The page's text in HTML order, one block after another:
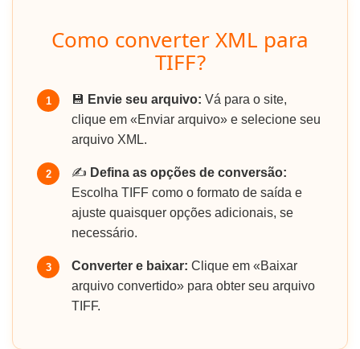
Como converter XML para
TIFF?
1 💾 Envie seu arquivo: Vá para o site,
clique em «Enviar arquivo» e selecione seu
arquivo XML.
2 ✍️ Defina as opções de conversão:
Escolha TIFF como o formato de saída e
ajuste quaisquer opções adicionais, se
necessário.
3 Converter e baixar: Clique em «Baixar
arquivo convertido» para obter seu arquivo
TIFF.